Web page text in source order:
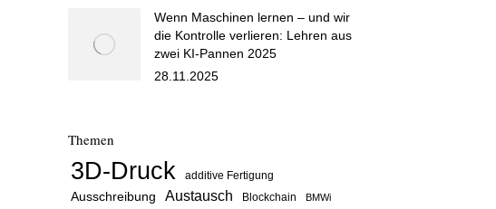
Wenn Maschinen lernen – und wir
die Kontrolle verlieren: Lehren aus
zwei KI-Pannen 2025
28.11.2025
Themen
3D-Druck additive Fertigung
Ausschreibung Austausch Blockchain BMWi